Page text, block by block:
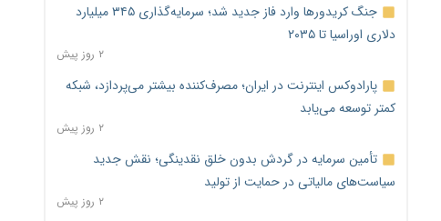
جنگ کریدورها وارد فاز جدید شد؛ سرمایه‌گذاری ۳۴۵ میلیارد
دلاری اوراسیا تا ۲۰۳۵
۲ روز پیش
پارادوکس اینترنت در ایران؛ مصرف‌کننده بیشتر می‌پردازد، شبکه
کمتر توسعه می‌یابد
۲ روز پیش
تأمین سرمایه در گردش بدون خلق نقدینگی؛ نقش جدید
سیاست‌های مالیاتی در حمایت از تولید
۲ روز پیش